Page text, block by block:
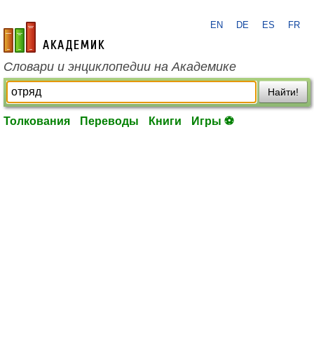
academic.ru
EN DE ES FR
Словари и энциклопедии на Академике
Найти!
Толкования Переводы Книги Игры ⚽